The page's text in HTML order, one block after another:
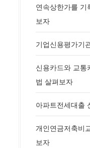
연속상한가를
보자
기업신용평가기
신용카드와 교
법 살펴보자
아파트전세대출
개인연금저축비
보자